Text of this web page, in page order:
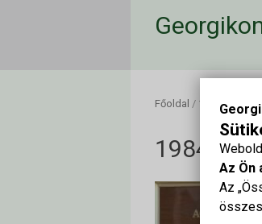
Az Ön
Az
Főoldal / 1984-ben
1984-